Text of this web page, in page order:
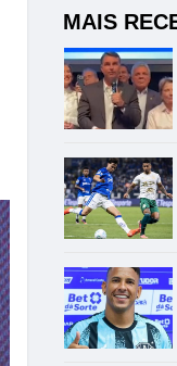
MAIS